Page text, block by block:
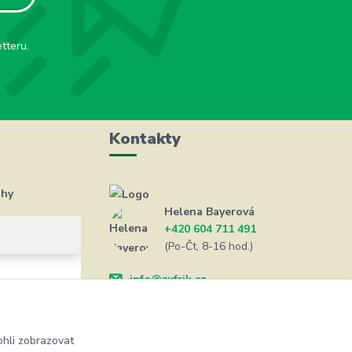
Kontakty
Helena Bayerová
+420 604 711 491
(Po-Čt, 8-16 hod.)
info@zufrik.cz
zobrazovat